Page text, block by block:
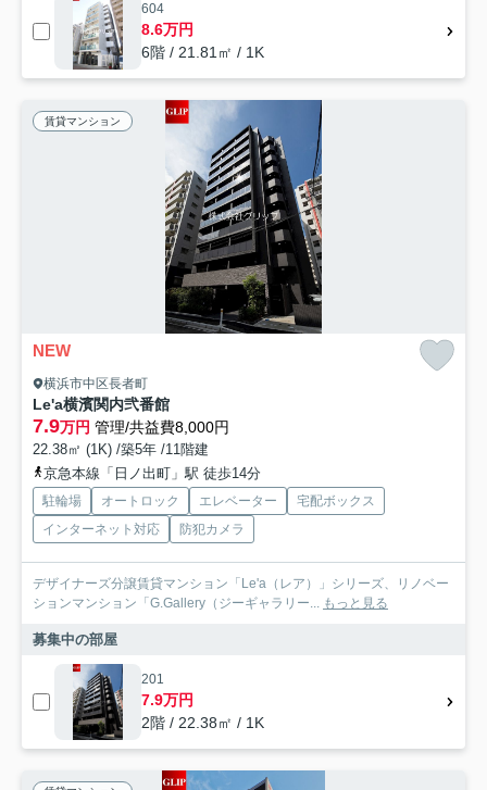
604
8.6万円
6階 / 21.81㎡ / 1K
賃貸マンション
NEW
横浜市中区長者町
Le'a横濱関内弐番館
7.9万円 管理/共益費8,000円
22.38㎡ (1K) /築5年 /11階建
京急本線「日ノ出町」駅 徒歩14分
駐輪場 オートロック エレベーター
宅配ボックス
インターネット対応
防犯カメラ
デザイナーズ分譲賃貸マンション「Le'a（レア）」シリーズ、リノベー
ションマンション「G.Gallery（ジーギャラリー... もっと見る
募集中の部屋
201
7.9万円
2階 / 22.38㎡ / 1K